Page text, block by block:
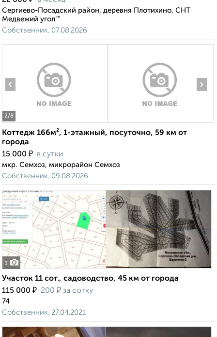
Сергиево-Посадский район, деревня Плотихино, СНТ
Медвежий угол""
Собственник, 07.08.2026
2/8
‹ ›
Коттедж 166м², 1-этажный, посуточно, 59 км от
города
15 000 ₽ в сутки
мкр. Семхоз, микрорайон Семхоз
Собственник, 09.08.2026
3
Участок 11 сот., садоводство, 45 км от города
115 000 ₽ 200 ₽ за сотку
74
Собственник, 27.04.2021